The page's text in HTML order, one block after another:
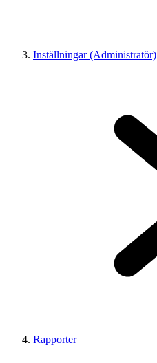
Inställningar (Administratör)
Rapporter